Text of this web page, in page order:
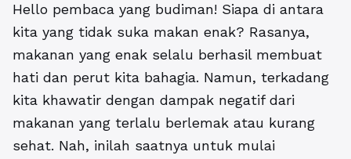
Hello pembaca yang budiman! Siapa di antara
kita yang tidak suka makan enak? Rasanya,
makanan yang enak selalu berhasil membuat
hati dan perut kita bahagia. Namun, terkadang
kita khawatir dengan dampak negatif dari
makanan yang terlalu berlemak atau kurang
sehat. Nah, inilah saatnya untuk mulai